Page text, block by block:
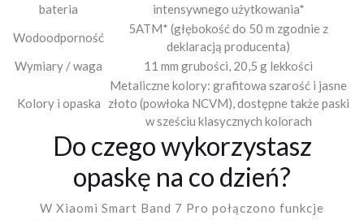
bateria
intensywnego użytkowania*
Wodoodporność
5ATM* (głębokość do 50 m zgodnie z
deklaracją producenta)
Wymiary / waga
11 mm grubości, 20,5 g lekkości
Kolory i opaska
Metaliczne kolory: grafitowa szarość i jasne
złoto (powłoka NCVM), dostępne także paski
w sześciu klasycznych kolorach
Do czego wykorzystasz
opaskę na co dzień?
W Xiaomi Smart Band 7 Pro połączono funkcje